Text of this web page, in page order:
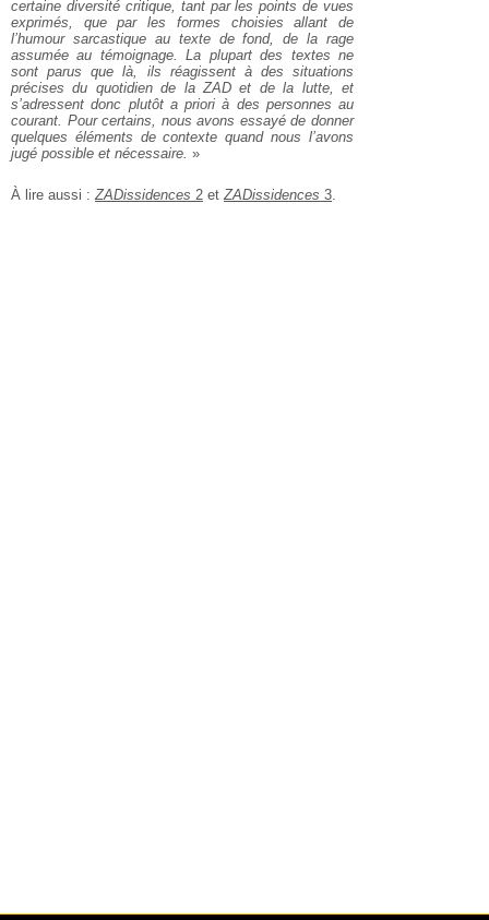
certaine diversité critique, tant par les points de vues
exprimés, que par les formes choisies allant de
l’humour sarcastique au texte de fond, de la rage
assumée au témoignage. La plupart des textes ne
sont parus que là, ils réagissent à des situations
précises du quotidien de la ZAD et de la lutte, et
s’adressent donc plutôt a priori à des personnes au
courant. Pour certains, nous avons essayé de donner
quelques éléments de contexte quand nous l’avons
jugé possible et nécessaire. »
À lire aussi :ZADissidences 2 etZADissidences 3.